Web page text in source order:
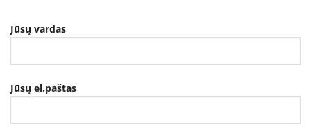
Jūsų vardas
Jūsų el.paštas